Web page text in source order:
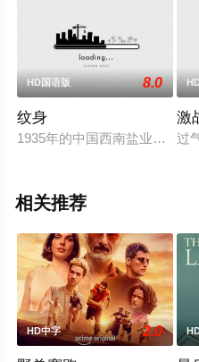
HD国语版 8.0
纹身
1935年的中国西南盐业重镇
激
过
相关推荐
HD中字 2.0